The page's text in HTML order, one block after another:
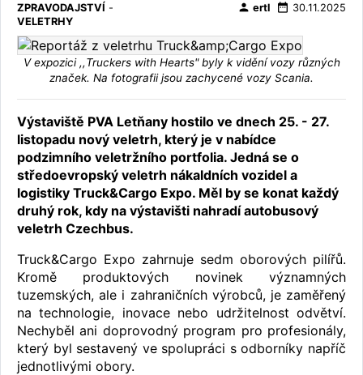
ZPRAVODAJSTVÍ -
VELETRHY
person ertl date_range 30.11.2025
V expozici ,,Truckers with Hearts" byly k vidění vozy různých
značek. Na fotografii jsou zachycené vozy Scania.
Výstaviště PVA Letňany hostilo ve dnech 25. - 27.
listopadu nový veletrh, který je v nabídce
podzimního veletržního portfolia. Jedná se o
středoevropský veletrh nákaldních vozidel a
logistiky Truck&Cargo Expo. Měl by se konat každý
druhý rok, kdy na výstavišti nahradí autobusový
veletrh Czechbus.
Truck&Cargo Expo zahrnuje sedm oborových pilířů.
Kromě produktových novinek významných
tuzemských, ale i zahraničních výrobců, je zaměřený
na technologie, inovace nebo udržitelnost odvětví.
Nechyběl ani doprovodný program pro profesionály,
který byl sestavený ve spolupráci s odborníky napříč
jednotlivými obory.